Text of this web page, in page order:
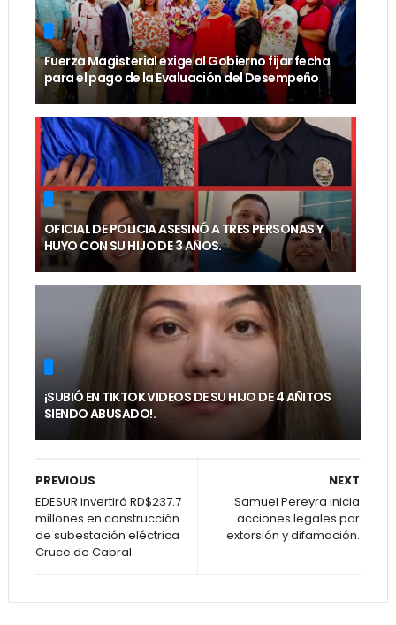
Fuerza Magisterial exige al Gobierno fijar fecha
para el pago de la Evaluación del Desempeño
OFICIAL DE POLICIA ASESINÓ A TRES PERSONAS Y
HUYO CON SU HIJO DE 3 AÑOS.
¡SUBIÓ EN TIKTOK VIDEOS DE SU HIJO DE 4 AÑITOS
SIENDO ABUSADO!.
NEXT
Samuel Pereyra inicia
acciones legales por
extorsión y difamación.
PREVIOUS
EDESUR invertirá RD$237.7
millones en construcción
de subestación eléctrica
Cruce de Cabral.